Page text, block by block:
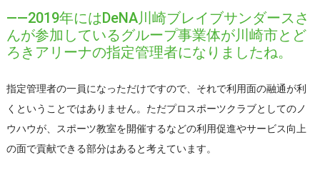
――2019年にはDeNA川崎ブレイブサンダースさ
んが参加しているグループ事業体が川崎市とど
ろきアリーナの指定管理者になりましたね。
指定管理者の一員になっただけですので、それで利用面の融通が利
くということではありません。ただプロスポーツクラブとしてのノ
ウハウが、スポーツ教室を開催するなどの利用促進やサービス向上
の面で貢献できる部分はあると考えています。